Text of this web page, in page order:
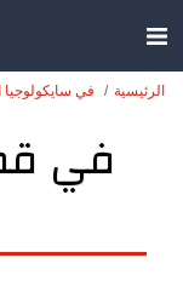
الرئيسية في سايكولوجيا
في